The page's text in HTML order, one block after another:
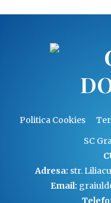
Politica Cookies
SC
Adresa: str.
Email: